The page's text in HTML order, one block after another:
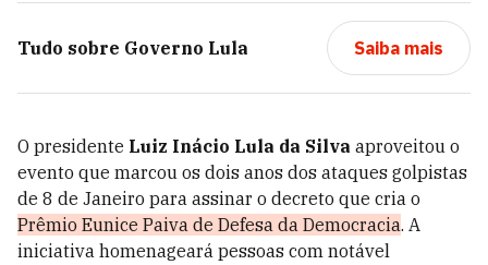
Tudo sobre Governo Lula Saiba mais
O presidente Luiz Inácio Lula da Silva aproveitou o
evento que marcou os dois anos dos ataques golpistas
de 8 de Janeiro para assinar o decreto que cria o
Prêmio Eunice Paiva de Defesa da Democracia. A
iniciativa homenageará pessoas com notável